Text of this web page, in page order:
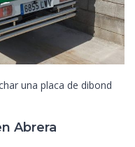
una placa de dibond
Abrera